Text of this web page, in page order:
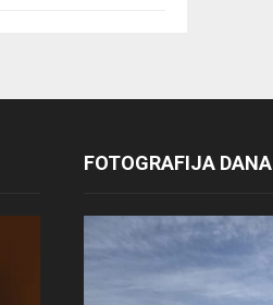
FOTOGRAFIJA DANA